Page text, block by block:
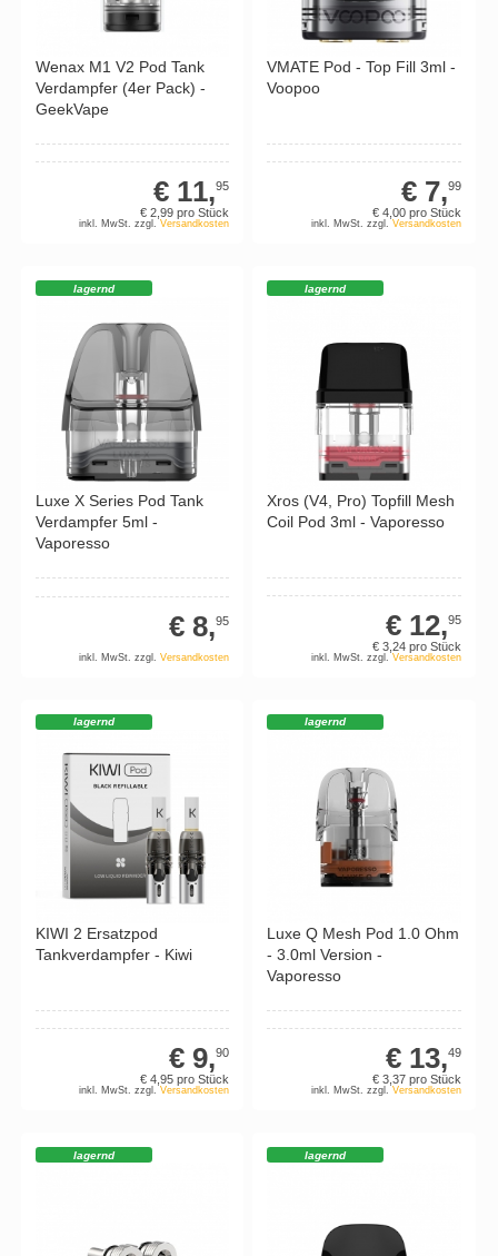
Wenax M1 V2 Pod Tank
Verdampfer (4er Pack) -
GeekVape
€ 11,95
€ 2,99 pro Stück
inkl. MwSt. zzgl.Versandkosten
VMATE Pod - Top Fill 3ml -
Voopoo
€ 7,99
€ 4,00 pro Stück
inkl. MwSt. zzgl. Versandkosten
lagernd
Luxe X Series Pod Tank
Verdampfer 5ml -
Vaporesso
€ 8,95
inkl. MwSt. zzgl.Versandkosten
lagernd
Xros (V4, Pro) Topfill Mesh
Coil Pod 3ml - Vaporesso
€ 12,95
€ 3, 24 pro Stück
inkl. MwSt. zzgl. Versandkosten
lagernd
KIWI 2 Ersatzpod
Tankverdampfer - Kiwi
€ 9,90
€ 4,95 pro Stück
inkl. MwSt. zzgl.Versandkosten
lagernd
Luxe Q Mesh Pod 1.0 Ohm
- 3.0ml Version -
Vaporesso
€ 13,49
€ 3,37 pro Stück
inkl. MwSt. zzgl. Versandkosten
lagernd lagernd